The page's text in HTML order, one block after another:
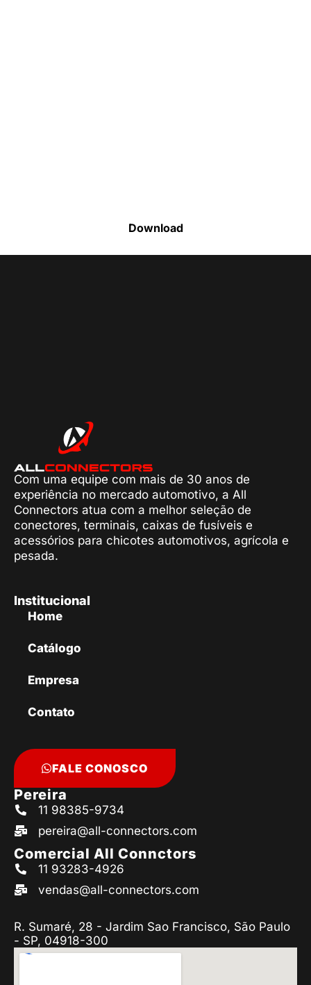
Download
Com uma equipe com mais de 30 anos de
experiência no mercado automotivo, a All
Connectors atua com a melhor seleção de
conectores, terminais, caixas de fusíveis e
acessórios para chicotes automotivos, agrícola e
pesada.
Institucional
Home
Catálogo
Empresa
Contato
FALE CONOSCO
Pereira
11 98385-9734
pereira@all-connectors.com
Comercial All Connctors
11 93283-4926
vendas@all-connectors.com
R. Sumaré, 28 - Jardim Sao Francisco, São Paulo
- SP, 04918-300